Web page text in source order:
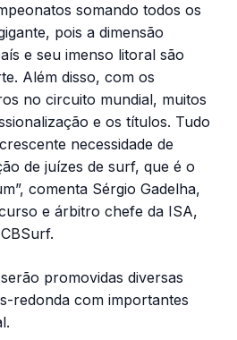
somando todos os
pois a dimensão
e seu imenso litoral são
Além disso, com os
no circuito mundial, muitos
e os títulos. Tudo
necessidade de
de juízes de surf, que é o
comenta Sérgio Gadelha,
e árbitro chefe da ISA,
promovidas diversas
redonda com importantes